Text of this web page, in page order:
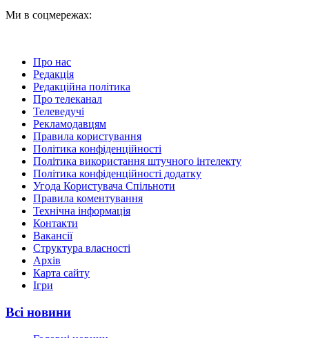
Ми в соцмережах:
Про нас
Редакція
Редакційна політика
Про телеканал
Телеведучі
Рекламодавцям
Правила користування
Політика конфіденційності
Політика використання штучного інтелекту
Політика конфіденційності додатку
Угода Користувача Спільноти
Правила коментування
Технічна інформація
Контакти
Вакансії
Структура власності
Архів
Карта сайту
Ігри
Всі новини